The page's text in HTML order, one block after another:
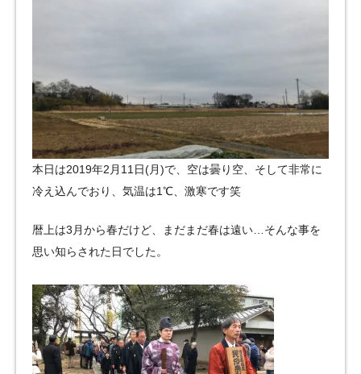
本日は2019年2月11日(月)で、空は曇り空、そして非常に
冷え込んでおり、気温は1℃、激寒です笑
暦上は3月から春だけど、まだまだ春は遠い…そんな事を
思い知らされた日でした。